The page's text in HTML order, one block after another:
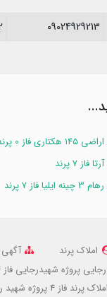
09024929213
فاز 0 پرند
7 پرند
7 پرند
املاک پرند
پروژه شهیدرجایی فاز 4 پرند
فاز 4 پروژه شهید رجایی